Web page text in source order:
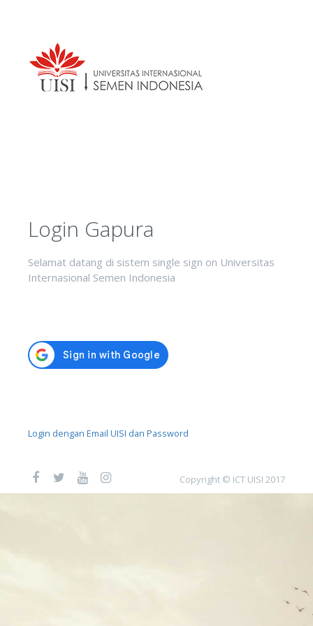
Login Gapura
Selamat datang di sistem single sign on Universitas
Internasional Semen Indonesia
Login dengan Email UISI dan Password
Copyright © ICT UISI 2017